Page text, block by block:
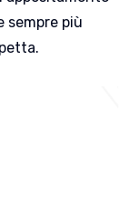
sempre più